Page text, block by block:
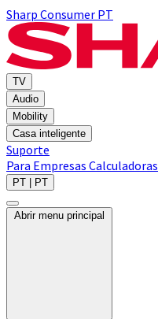
Sharp Consumer PT
TV
Audio
Mobility
Casa inteligente
Suporte
Para Empresas Calculadoras
PT | PT
Abrir menu principal